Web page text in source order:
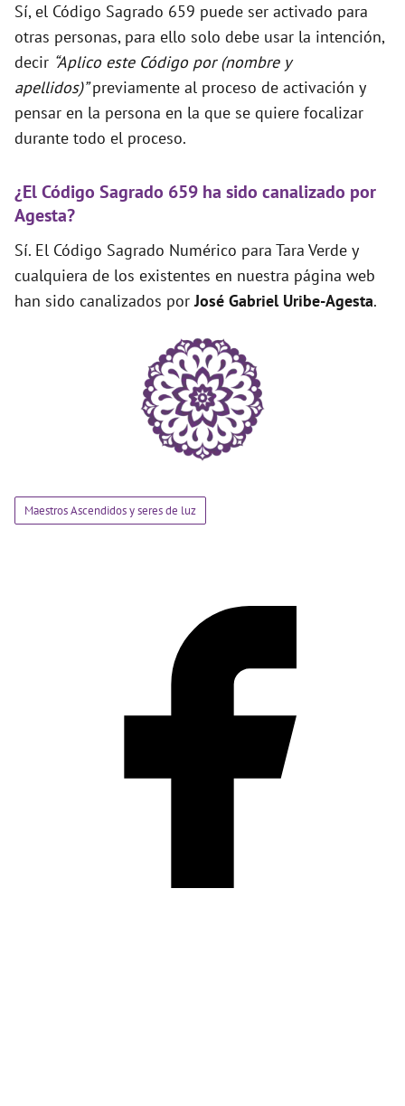
Sí, el Código Sagrado 659 puede ser activado para
otras personas, para ello solo debe usar la intención,
decir “Aplico este Código por (nombre y
apellidos)”previamente al proceso de activación y
pensar en la persona en la que se quiere focalizar
durante todo el proceso.
¿El Código Sagrado 659 ha sido canalizado por
Agesta?
Sí. El Código Sagrado Numérico para Tara Verde y
cualquiera de los existentes en nuestra página web
han sido canalizados porJosé Gabriel Uribe-Agesta.
Maestros Ascendidos y seres de luz